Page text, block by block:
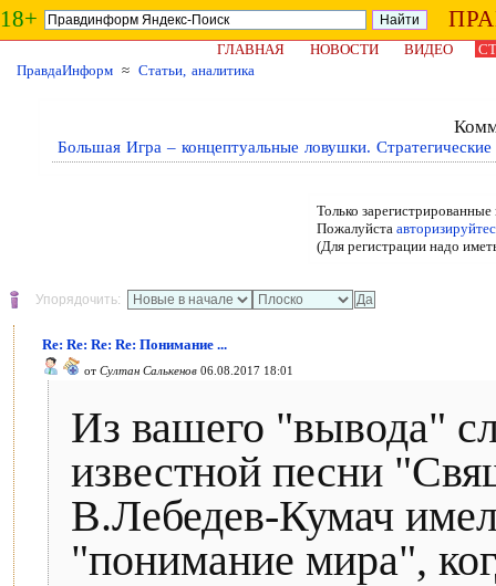
18+
ГЛАВНАЯ НОВОСТИ ВИДЕО
ПравдаИнформ ≈ Статьи, аналитика
Большая Игра – концептуальные ловушки.
Только
Пожалуйста
(Для регистрации надо
Упорядочить:
Re: Re: Re: Re: Понимание ...
от Султан Салькенов 06.08.2017 18:01
Из вашего "вывода"
известной песни
В.Лебедев-Кумач
"понимание мира",